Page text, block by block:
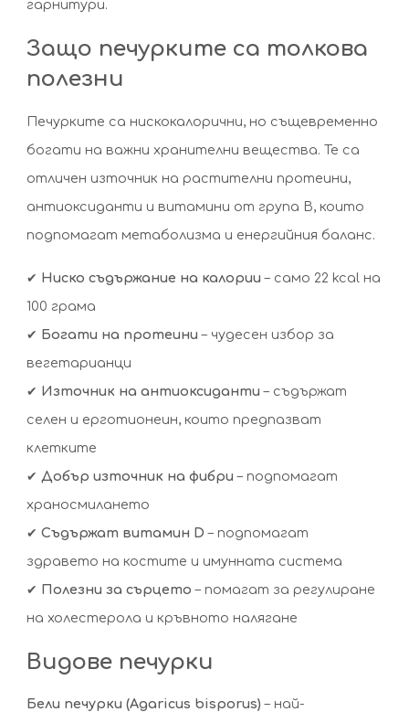
гарнитури.
Защо печурките са толкова
полезни
Печурките са нискокалорични, но същевременно
богати на важни хранителни вещества. Те са
отличен източник на растителни протеини,
антиоксиданти и витамини от група B, които
подпомагат метаболизма и енергийния баланс.
✔ Ниско съдържание на калории – само 22 kcal на
100 грама
✔ Богати на протеини – чудесен избор за
вегетарианци
✔ Източник на антиоксиданти – съдържат
селен и ерготионеин, които предпазват
клетките
✔ Добър източник на фибри – подпомагат
храносмилането
✔ Съдържат витамин D – подпомагат
здравето на костите и имунната система
✔ Полезни за сърцето – помагат за регулиране
на холестерола и кръвното налягане
Видове печурки
Бели печурки (Agaricus bisporus) – най-